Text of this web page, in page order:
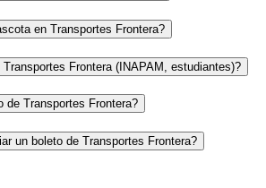
en Transportes Frontera?
Frontera (INAPAM, estudiantes)?
de Transportes Frontera?
un boleto de Transportes Frontera?